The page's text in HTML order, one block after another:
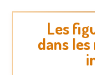
Les
dans